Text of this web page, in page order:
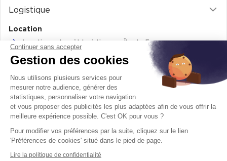
Achat de Commerces à Dijon
Bureaux privés à Paris
Bureaux privés à Lyon
Bureaux privés à Neuilly-sur-Seine
Bureaux privés à Lille
Logistique
Location
Location entrepôt logistique en Île-de-France
Location entrepôt logistique Pas-de-Calais
Location de bâtiments logistiques en Auvergne-Rhône-Alpes
Location Logistique Bouches-Du-Rhône
facebooktwitter instagramyoutube
Continuer sans accepter
Gestion des cookies
Nous utilisons plusieurs services pour
mesurer notre audience, générer des
statistiques, personnaliser votre navigation
et vous proposer des publicités les plus adaptées afin de vous offrir la
meilleure expérience possible. C'est OK pour vous ?
Pour modifier vos préférences par la suite, cliquez sur le lien
'Préférences de cookies' situé dans le pied de page.
Lire la politique de confidentialité